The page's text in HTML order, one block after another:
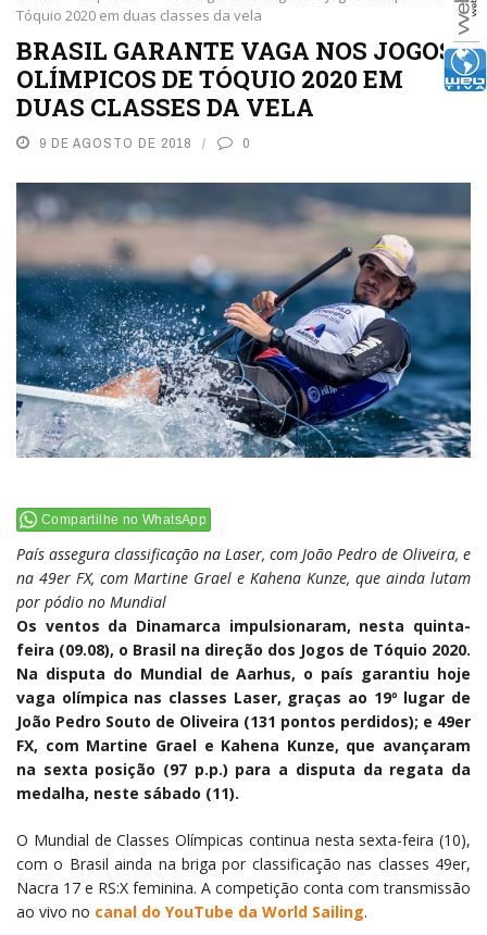
Tóquio 2020 em duas classes da vela
BRASIL GARANTE VAGA NOS JOGOS
OLÍMPICOS DE TÓQUIO 2020 EM
DUAS CLASSES DA VELA
9 DE AGOSTO DE 2018 0
Compartilhe no WhatsApp
País assegura classificação na Laser, com João Pedro de Oliveira, e
na 49er FX, com Martine Grael e Kahena Kunze, que ainda lutam
por pódio no Mundial
Os ventos da Dinamarca impulsionaram, nesta quinta-
feira (09.08), o Brasil na direção dos Jogos de Tóquio 2020.
Na disputa do Mundial de Aarhus, o país garantiu hoje
vaga olímpica nas classes Laser, graças ao 19º lugar de
João Pedro Souto de Oliveira (131 pontos perdidos); e 49er
FX, com Martine Grael e Kahena Kunze, que avançaram
na sexta posição (97 p.p.) para a disputa da regata da
medalha, neste sábado (11).
O Mundial de Classes Olímpicas continua nesta sexta-feira (10),
com o Brasil ainda na briga por classificação nas classes 49er,
Nacra 17 e RS:X feminina. A competição conta com transmissão
ao vivo no canal do YouTube da World Sailing.